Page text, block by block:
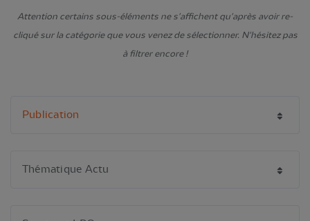
Attention certains sous-éléments ne s'affichent qu'après avoir re-
cliqué sur la catégorie que vous venez de sélectionner. N'hésitez pas
à filtrer encore !